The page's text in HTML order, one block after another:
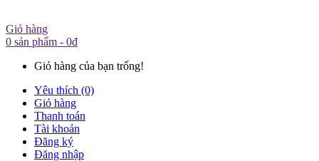
Giỏ hàng
0 sản phẩm - 0đ
Giỏ hàng của bạn trống!
Yêu thích (0)
Giỏ hàng
Thanh toán
Tài khoản
Đăng ký
Đăng nhập